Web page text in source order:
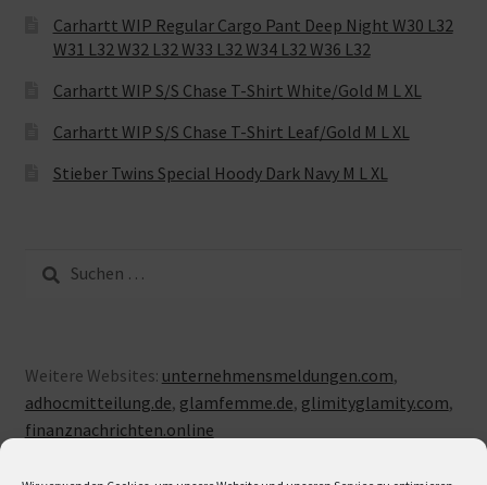
Carhartt WIP Regular Cargo Pant Deep Night W30 L32
W31 L32 W32 L32 W33 L32 W34 L32 W36 L32
Carhartt WIP S/S Chase T-Shirt White/Gold M L XL
Carhartt WIP S/S Chase T-Shirt Leaf/Gold M L XL
Stieber Twins Special Hoody Dark Navy M L XL
nach:
Weitere Websites: unternehmensmeldungen.com,
adhocmitteilung.de, glamfemme.de, glimityglamity.com,
finanznachrichten.online